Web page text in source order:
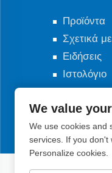
Προϊόντα
Σχετικά
Ειδήσεις
Ιστολόγιο
μαζί μας
We value
We use cookies and
services. If you don't
Personalize cookies.